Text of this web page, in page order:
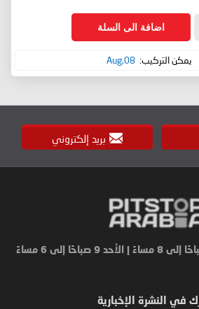
اضافة الى السلة
يمكن التركيب: 08,Aug
بريد إلكتروني
في النشرة الإخبارية